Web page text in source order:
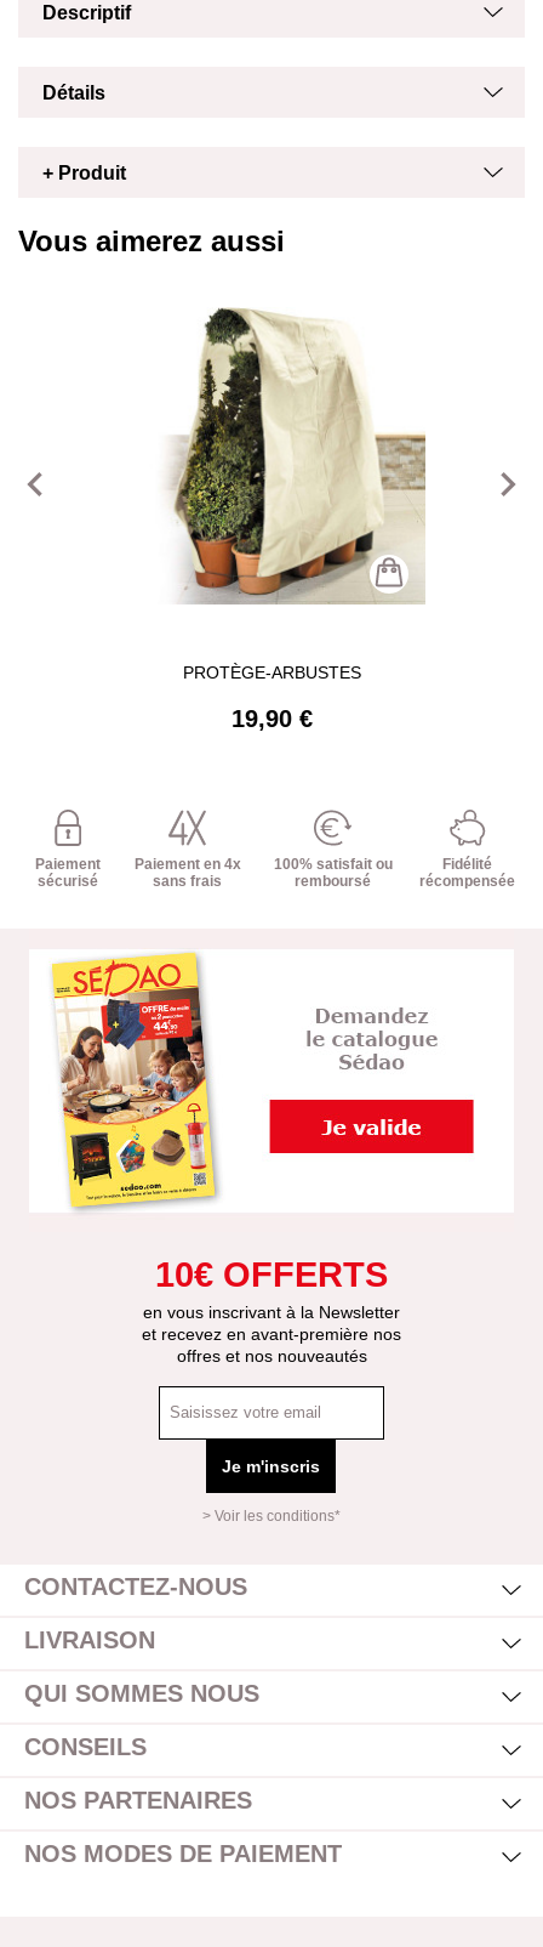
Descriptif
Détails
+ Produit
Vous aimerez aussi
PROTÈGE-ARBUSTES
19,90 €
navigate_before navigate_next
Paiement
sécurisé
Paiement en 4x
sans frais
100% satisfait ou
remboursé
Fidélité
récompensée
10€ OFFERTS
en vous inscrivant à la Newsletter
et recevez en avant-première nos
offres et nos nouveautés
Je m'inscris
> Voir les conditions*
CONTACTEZ-NOUS
LIVRAISON
QUI SOMMES NOUS
CONSEILS
NOS PARTENAIRES
NOS MODES DE PAIEMENT